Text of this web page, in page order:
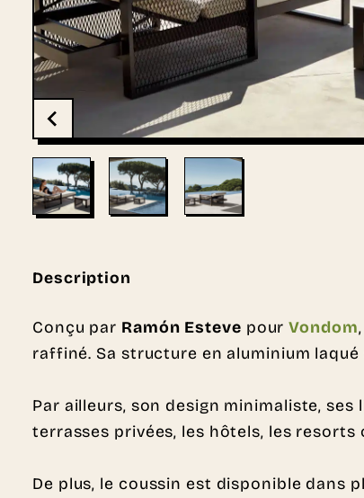
Description
Conçu par Ramón Esteve pourVondom
raffiné. Sa structure en aluminium
Par ailleurs, son design minimaliste,
terrasses privées, les hôtels, les
De plus, le coussin est disponible dans